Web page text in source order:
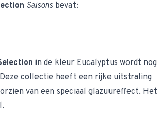
Saisonsbevat:
in de kleur Eucalyptus wordt nog
collectie heeft een rijke uitstraling
van een speciaal glazuureffect. Het